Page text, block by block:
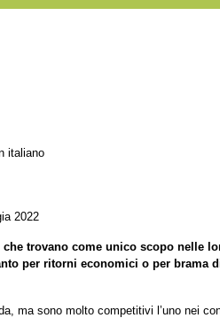
italiano
2022
trovano come unico scopo nelle
per ritorni economici o per brama
ma sono molto competitivi l’uno nei